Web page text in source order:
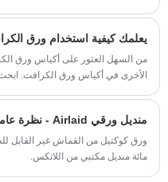
من السهل العثور على أكياس ورق
الأخرى في أكياس ورق الكرافت.
منديل ورقي Airlaid - نظرة عامة
مائة منديل مكتبي من اللاتكس.